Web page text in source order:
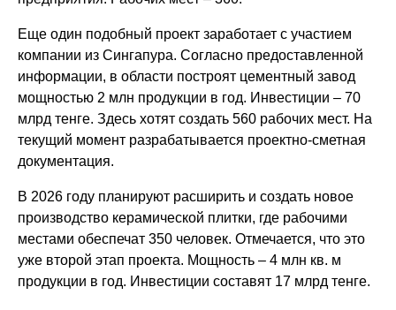
Еще один подобный проект заработает с участием
компании из Сингапура. Согласно предоставленной
информации, в области построят цементный завод
мощностью 2 млн продукции в год. Инвестиции – 70
млрд тенге. Здесь хотят создать 560 рабочих мест. На
текущий момент разрабатывается проектно-сметная
документация.
В 2026 году планируют расширить и создать новое
производство керамической плитки, где рабочими
местами обеспечат 350 человек. Отмечается, что это
уже второй этап проекта. Мощность – 4 млн кв. м
продукции в год. Инвестиции составят 17 млрд тенге.